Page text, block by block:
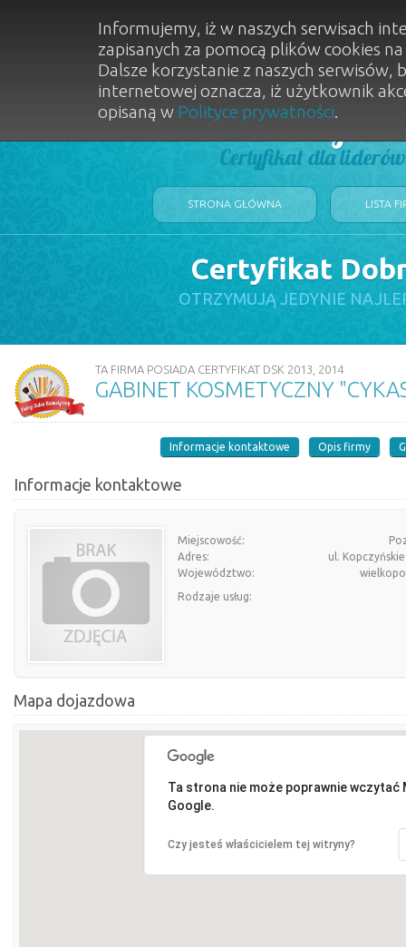
Dobry
Certyfikat dla
STRONA GŁÓWNA LISTA
Certyfikat
OTRZYMUJĄ JEDYNIE
TA FIRMA POSIADA CERTYFIKAT DSK 2013, 2014
GABINET KOSMETYCZNY
Informacje kontaktowe Opis firmy
Informacje kontaktowe
Miejscowość:
Adres:
ul.
Województwo:
Rodzaje usług:
Mapa dojazdowa
Ta strona nie może poprawnie wczytać
Google.
Czy jesteś właścicielem tej witryny?
Informujemy, iż w naszych serwisach
zapisanych za pomocą plików cookies
Dalsze korzystanie z naszych
internetowej oznacza, iż użytkownik
opisaną w Polityce prywatności.